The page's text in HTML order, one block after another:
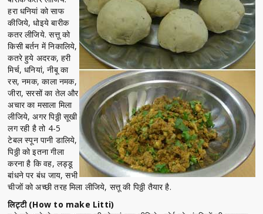
हरा धनियां को साफ
कीजिये, धोइये बारीक
कतर लीजिये. सत्तू को
किसी बर्तन में निकालिये,
कतरे हुये अदरक, हरी
मिर्च, धनियां, नीबू का
रस, नमक, काला नमक,
जीरा, सरसों का तेल और
अचार का मसाला मिला
लीजिये, अगर पिठ्ठी सूखी
लग रही है तो 4-5
टेबल स्पून पानी डालिये,
पिठ्ठी को इतना गीला
करना है कि वह, लड्डू
बांधने पर बंध जाय, सभी
चीजों को अच्छी तरह मिला लीजिये, सत्तू की पिठ्ठी तैयार है.
लिट्टी (How to make Litti)